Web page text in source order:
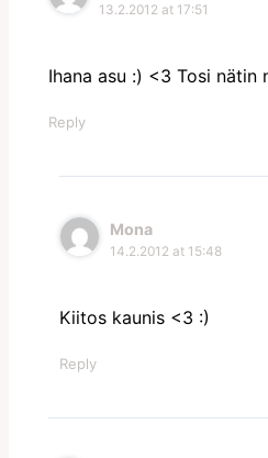
13.2.2012 at 17:51
Ihana asu :) <3 Tosi nätin
Reply
Mona
14.2.2012 at 15:48
Kiitos kaunis <3 :)
Reply